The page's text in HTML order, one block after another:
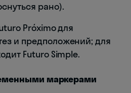
рано).
Próximo для
и предположений; для
Futuro Simple.
маркерами